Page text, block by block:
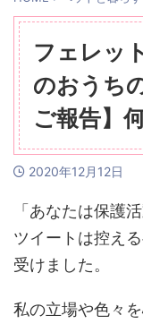
フェレッ
のおうち
ご報告】
2020年12月12日
「あなたは保護
ツイートは控え
受けました。
私の立場や色々